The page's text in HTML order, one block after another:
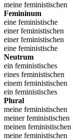
meine feministischen
Femininum
eine feministische
einer feministischen
einer feministischen
eine feministische
Neutrum
ein feministisches
eines feministischen
einem feministischen
ein feministisches
Plural
meine feministischen
meiner feministischen
meinen feministischen
meine feministischen